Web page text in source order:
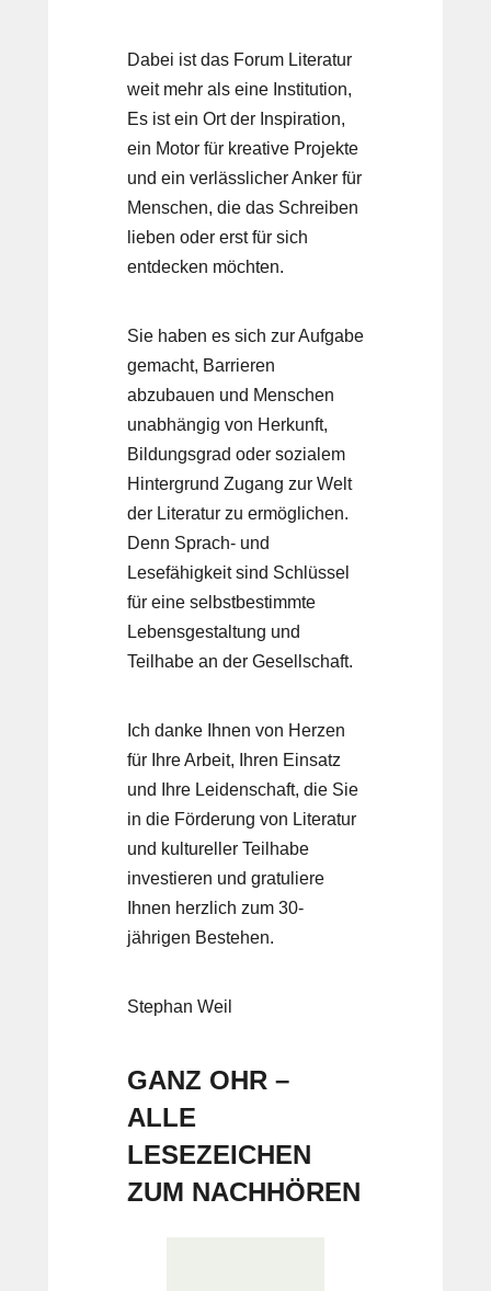
Dabei ist das Forum Literatur
weit mehr als eine Institution,
Es ist ein Ort der Inspiration,
ein Motor für kreative Projekte
und ein verlässlicher Anker für
Menschen, die das Schreiben
lieben oder erst für sich
entdecken möchten.
Sie haben es sich zur Aufgabe
gemacht, Barrieren
abzubauen und Menschen
unabhängig von Herkunft,
Bildungsgrad oder sozialem
Hintergrund Zugang zur Welt
der Literatur zu ermöglichen.
Denn Sprach- und
Lesefähigkeit sind Schlüssel
für eine selbstbestimmte
Lebensgestaltung und
Teilhabe an der Gesellschaft.
Ich danke Ihnen von Herzen
für Ihre Arbeit, Ihren Einsatz
und Ihre Leidenschaft, die Sie
in die Förderung von Literatur
und kultureller Teilhabe
investieren und gratuliere
Ihnen herzlich zum 30-
jährigen Bestehen.
Stephan Weil
GANZ OHR –
ALLE
LESEZEICHEN
ZUM NACHHÖREN